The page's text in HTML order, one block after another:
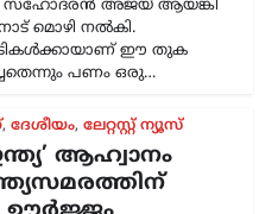
വാർഷിക ദിനത്തിൽ
സേനാനികൾക്ക്
പ്രധാനമന്ത്രി
രാജ്യത്തിന്റെ
വരും
ദേശീയം, രാഷ്ട്രീയം